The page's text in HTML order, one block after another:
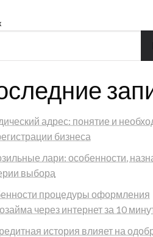
адрес: понятие и
бизнеса
лари: особенности,
выбора
процедуры оформления
через интернет за 10
история влияет на